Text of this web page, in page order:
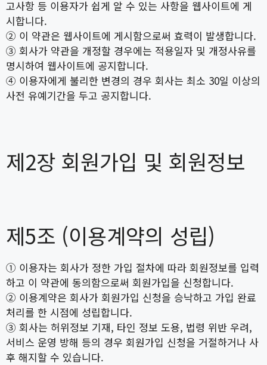
고사항 등 이용자가 쉽게 알 수 있는 사항을 웹사이트에 게
시합니다.
② 이 약관은 웹사이트에 게시함으로써 효력이 발생합니다.
③ 회사가 약관을 개정할 경우에는 적용일자 및 개정사유를
명시하여 웹사이트에 공지합니다.
④ 이용자에게 불리한 변경의 경우 회사는 최소 30일 이상의
사전 유예기간을 두고 공지합니다.
제2장 회원가입 및 회원정보
제5조 (이용계약의 성립)
① 이용자는 회사가 정한 가입 절차에 따라 회원정보를 입력
하고 이 약관에 동의함으로써 회원가입을 신청합니다.
② 이용계약은 회사가 회원가입 신청을 승낙하고 가입 완료
처리를 한 시점에 성립합니다.
③ 회사는 허위정보 기재, 타인 정보 도용, 법령 위반 우려,
서비스 운영 방해 등의 경우 회원가입 신청을 거절하거나 사
후 해지할 수 있습니다.